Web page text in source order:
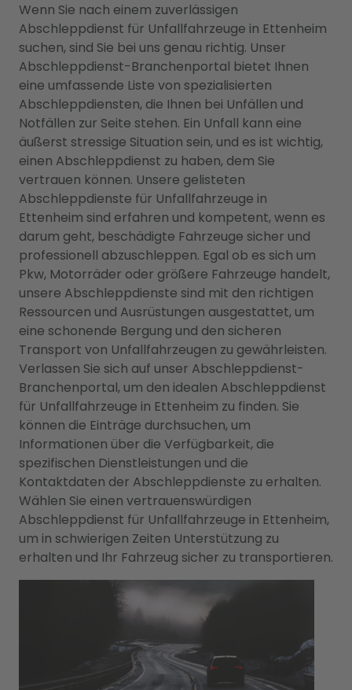
Wenn Sie nach einem zuverlässigen
Abschleppdienst für Unfallfahrzeuge in Ettenheim
suchen, sind Sie bei uns genau richtig. Unser
Abschleppdienst-Branchenportal bietet Ihnen
eine umfassende Liste von spezialisierten
Abschleppdiensten, die Ihnen bei Unfällen und
Notfällen zur Seite stehen. Ein Unfall kann eine
äußerst stressige Situation sein, und es ist wichtig,
einen Abschleppdienst zu haben, dem Sie
vertrauen können. Unsere gelisteten
Abschleppdienste für Unfallfahrzeuge in
Ettenheim sind erfahren und kompetent, wenn es
darum geht, beschädigte Fahrzeuge sicher und
professionell abzuschleppen. Egal ob es sich um
Pkw, Motorräder oder größere Fahrzeuge handelt,
unsere Abschleppdienste sind mit den richtigen
Ressourcen und Ausrüstungen ausgestattet, um
eine schonende Bergung und den sicheren
Transport von Unfallfahrzeugen zu gewährleisten.
Verlassen Sie sich auf unser Abschleppdienst-
Branchenportal, um den idealen Abschleppdienst
für Unfallfahrzeuge in Ettenheim zu finden. Sie
können die Einträge durchsuchen, um
Informationen über die Verfügbarkeit, die
spezifischen Dienstleistungen und die
Kontaktdaten der Abschleppdienste zu erhalten.
Wählen Sie einen vertrauenswürdigen
Abschleppdienst für Unfallfahrzeuge in Ettenheim,
um in schwierigen Zeiten Unterstützung zu
erhalten und Ihr Fahrzeug sicher zu transportieren.